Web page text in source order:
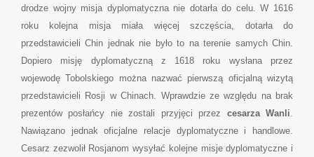
drodze wojny misja dyplomatyczna nie dotarła do celu. W 1616
roku kolejna misja miała więcej szczęścia, dotarła do
przedstawicieli Chin jednak nie było to na terenie samych Chin.
Dopiero misję dyplomatyczną z 1618 roku wysłana przez
wojewodę Tobolskiego można nazwać pierwszą oficjalną wizytą
przedstawicieli Rosji w Chinach. Wprawdzie ze względu na brak
prezentów posłańcy nie zostali przyjęci przez cesarza Wanli
Nawiązano jednak oficjalne relacje dyplomatyczne i handlowe.
Cesarz zezwolił Rosjanom wysyłać kolejne misje dyplomatyczne i